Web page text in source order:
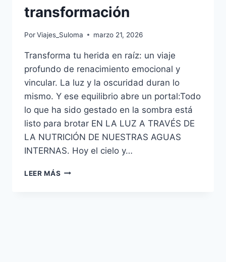
transformación
PorViajes_Suloma marzo 21, 2026
Transforma tu herida en raíz: un viaje
profundo de renacimiento emocional y
vincular. La luz y la oscuridad duran lo
mismo. Y ese equilibrio abre un portal:Todo
lo que ha sido gestado en la sombra está
listo para brotar EN LA LUZ A TRAVÉS DE
LA NUTRICIÓN DE NUESTRAS AGUAS
INTERNAS. Hoy el cielo y…
LEER MÁS